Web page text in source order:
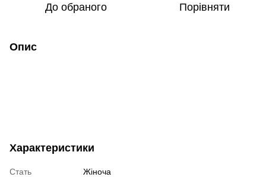
До обраного Порівняти
Опис
Характеристики
Стать
Жіноча